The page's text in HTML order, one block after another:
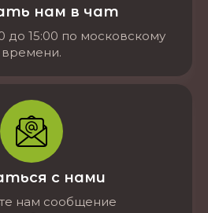
нам в чат
до 15:00 по московскому
времени.
с нами
нам сообщение